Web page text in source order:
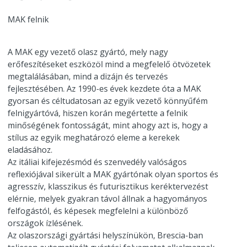
MAK felnik
A MAK egy vezető olasz gyártó, mely nagy
erőfeszítéseket eszközöl mind a megfelelő ötvözetek
megtalálásában, mind a dizájn és tervezés
fejlesztésében. Az 1990-es évek kezdete óta a MAK
gyorsan és céltudatosan az egyik vezető könnyűfém
felnigyártóvá, hiszen korán megértette a felnik
minőségének fontosságát, mint ahogy azt is, hogy a
stílus az egyik meghatározó eleme a kerekek
eladásához.
Az itáliai kifejezésmód és szenvedély valóságos
reflexiójával sikerült a MAK gyártónak olyan sportos és
agresszív, klasszikus és futurisztikus keréktervezést
elérnie, melyek gyakran távol állnak a hagyományos
felfogástól, és képesek megfelelni a különböző
országok ízlésének.
Az olaszországi gyártási helyszínükön, Brescia-ban